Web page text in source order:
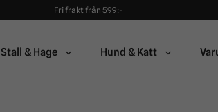
Fri frakt från 599:-
90 dagars öppet köp!
90 dagars öppet köp!
Stall & Hage Hund & Katt